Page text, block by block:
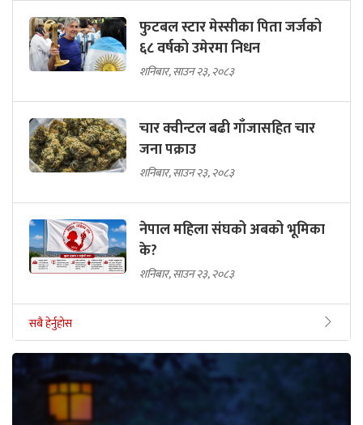
फुटबल स्टार मेस्सीका पिता जर्जको
६८ वर्षको उमेरमा निधन
शनिबार, साउन २३, २०८३
चार क्वीन्टल बढी गाँजासहित चार
जना पक्राउ
शनिबार, साउन २३, २०८३
नेपाल महिला संघको अबको भूमिका
के?
शनिबार, साउन २३, २०८३
सबै हेर्नुहोस